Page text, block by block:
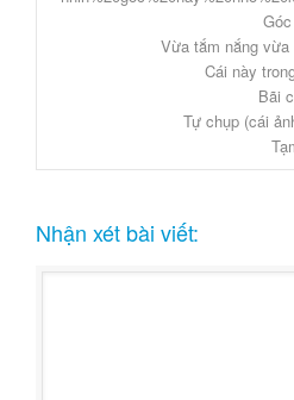
Vừa tắm nắng
Cái này
Bãi
Tự chụp (cái
Nhận xét bài viết: